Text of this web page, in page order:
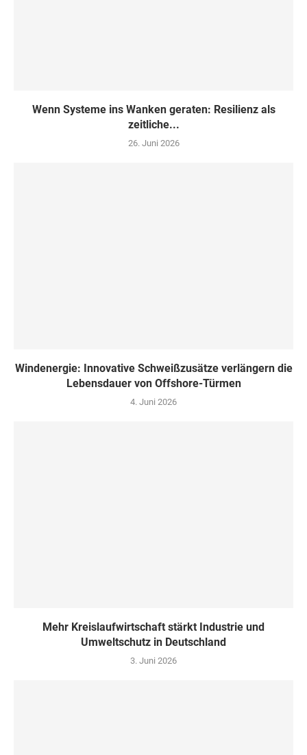
Wenn Systeme ins Wanken geraten: Resilienz als
zeitliche...
26. Juni 2026
Windenergie: Innovative Schweißzusätze verlängern die
Lebensdauer von Offshore-Türmen
4. Juni 2026
Mehr Kreislaufwirtschaft stärkt Industrie und
Umweltschutz in Deutschland
3. Juni 2026